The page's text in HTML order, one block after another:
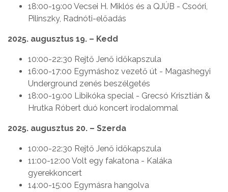
18:00-19:00 Vecsei H. Miklós és a QJÚB - Csoóri,
Pilinszky, Radnóti-előadás
2025. augusztus 19. – Kedd
10:00-22:30 Rejtő Jenő időkapszula
16:00-17:00 Egymáshoz vezető út - Magashegyi
Underground zenés beszélgetés
18:00-19:00 Libikóka special - Grecsó Krisztián &
Hrutka Róbert duó koncert irodalommal
2025. augusztus 20. – Szerda
10:00-22:30 Rejtő Jenő időkapszula
11:00-12:00 Volt egy fakatona - Kaláka
gyerekkoncert
14:00-15:00 Egymásra hangolva